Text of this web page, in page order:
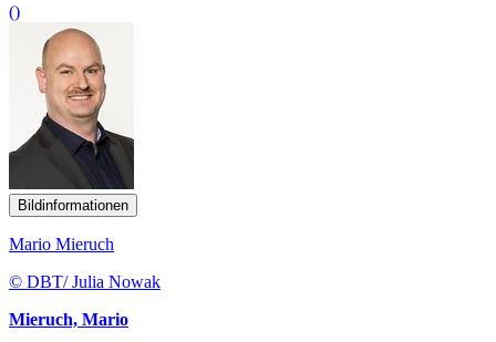
()
Bildinformationen
Mario Mieruch
© DBT/ Julia Nowak
Mieruch, Mario